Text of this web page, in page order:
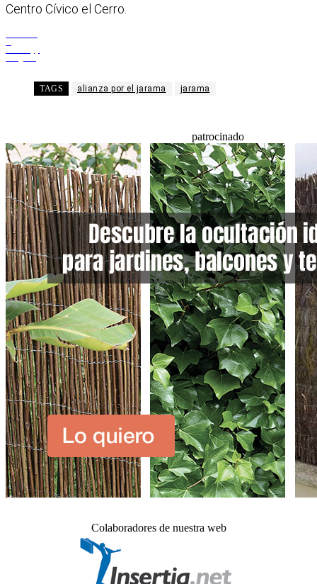
Centro Cívico el Cerro.
TAGS alianza por el jarama jarama
patrocinado
Colaboradores de nuestra web